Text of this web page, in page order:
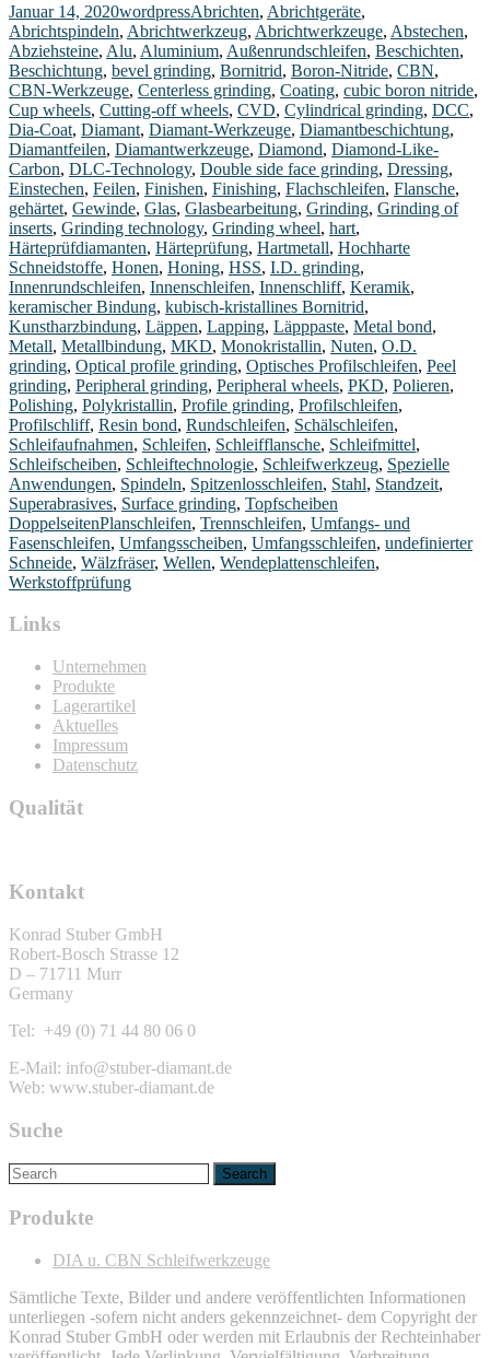
Januar 14, 2020wordpressAbrichten, Abrichtgeräte,
Abrichtspindeln, Abrichtwerkzeug, Abrichtwerkzeuge, Abstechen,
Abziehsteine, Alu, Aluminium, Außenrundschleifen, Beschichten,
Beschichtung, bevel grinding, Bornitrid, Boron-Nitride, CBN,
CBN-Werkzeuge, Centerless grinding, Coating, cubic boron nitride,
Cup wheels, Cutting-off wheels, CVD, Cylindrical grinding, DCC,
Dia-Coat, Diamant, Diamant-Werkzeuge, Diamantbeschichtung,
Diamantfeilen, Diamantwerkzeuge, Diamond, Diamond-Like-
Carbon, DLC-Technology, Double side face grinding, Dressing,
Einstechen, Feilen, Finishen, Finishing, Flachschleifen, Flansche,
gehärtet, Gewinde, Glas, Glasbearbeitung, Grinding, Grinding of
inserts, Grinding technology, Grinding wheel, hart,
Härteprüfdiamanten, Härteprüfung, Hartmetall, Hochharte
Schneidstoffe, Honen, Honing, HSS, I.D. grinding,
Innenrundschleifen, Innenschleifen, Innenschliff, Keramik,
keramischer Bindung, kubisch-kristallines Bornitrid,
Kunstharzbindung, Läppen, Lapping, Läpppaste, Metal bond,
Metall, Metallbindung, MKD, Monokristallin, Nuten, O.D.
grinding, Optical profile grinding, Optisches Profilschleifen, Peel
grinding, Peripheral grinding, Peripheral wheels, PKD, Polieren,
Polishing, Polykristallin, Profile grinding, Profilschleifen,
Profilschliff, Resin bond, Rundschleifen, Schälschleifen,
Schleifaufnahmen, Schleifen, Schleifflansche, Schleifmittel,
Schleifscheiben, Schleiftechnologie, Schleifwerkzeug, Spezielle
Anwendungen, Spindeln, Spitzenlosschleifen, Stahl, Standzeit,
Superabrasives, Surface grinding, Topfscheiben
DoppelseitenPlanschleifen, Trennschleifen, Umfangs- und
Fasenschleifen, Umfangsscheiben, Umfangsschleifen, undefinierter
Schneide, Wälzfräser, Wellen, Wendeplattenschleifen,
Werkstoffprüfung
Links
Unternehmen
Produkte
Lagerartikel
Aktuelles
Impressum
Datenschutz
Qualität
Kontakt
Konrad Stuber GmbH
Robert-Bosch Strasse 12
D – 71711 Murr
Germany
Tel: +49 (0) 71 44 80 06 0
E-Mail: info@stuber-diamant.de
Web: www.stuber-diamant.de
Suche
Produkte
DIA u. CBN Schleifwerkzeuge
Sämtliche Texte, Bilder und andere veröffentlichten Informationen
unterliegen -sofern nicht anders gekennzeichnet- dem Copyright der
Konrad Stuber GmbH oder werden mit Erlaubnis der Rechteinhaber